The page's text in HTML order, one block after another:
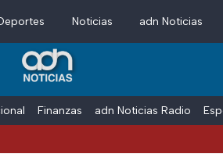
Noticias adn Noticias
Finanzas adn Noticias Radio